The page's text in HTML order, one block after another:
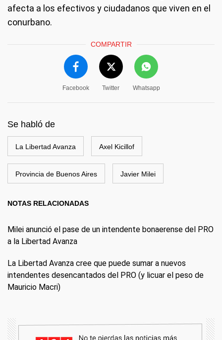
afecta a los efectivos y ciudadanos que viven en el
conurbano.
COMPARTIR
Facebook Twitter Whatsapp
Se habló de
La Libertad Avanza Axel Kicillof
Provincia de Buenos Aires Javier Milei
NOTAS RELACIONADAS
Milei anunció el pase de un intendente bonaerense del PRO
a la Libertad Avanza
La Libertad Avanza cree que puede sumar a nuevos
intendentes desencantados del PRO (y licuar el peso de
Mauricio Macri)